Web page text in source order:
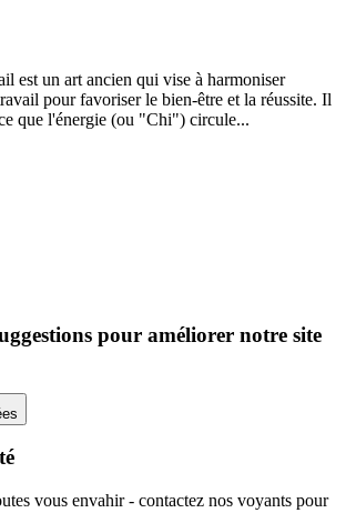
est un art ancien qui vise à harmoniser
pour favoriser le bien-être et la réussite. Il
que l'énergie (ou "Chi") circule...
pour améliorer notre site
vous envahir - contactez nos voyants pour